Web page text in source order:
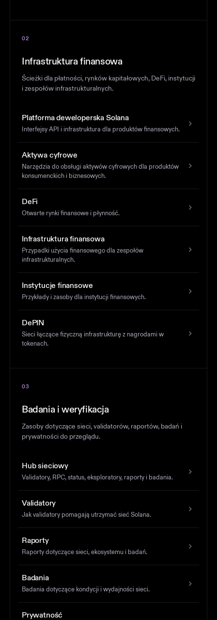
02
Infrastruktura finansowa
Ścieżki dla płatności, rynków kapitałowych, DeFi, instytucji
i zespołów infrastrukturalnych.
Platforma deweloperska Solana
Interfejsy API i infrastruktura dla produktów finansowych.
Aktywa cyfrowe
Narzędzia do obsługi aktywów cyfrowych dla produktów
konsumenckich i biznesowych.
DeFi
Otwarte rynki finansowe i płynność.
Infrastruktura finansowa
Przypadki użycia finansowego dla zespołów
infrastrukturalnych.
Instytucje finansowe
Przykłady i zasoby dla instytucji finansowych.
DePIN
Sieci łączące fizyczną infrastrukturę z nagrodami w
tokenach.
03
Badania i weryfikacja
Zasoby dotyczące sieci, validatorów, raportów, badań i
prywatności do przeglądu.
Hub sieciowy
Validatory, RPC, status, eksploratory, raporty i badania.
Validatory
Jak validatory pomagają utrzymać sieć Solana.
Raporty
Raporty dotyczące sieci, ekosystemu i badań.
Badania
Badania dotyczące kondycji i wydajności sieci.
Prywatność